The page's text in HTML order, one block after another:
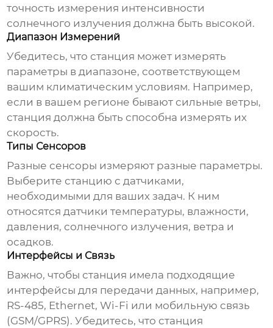
точность измерения интенсивности
солнечного излучения должна быть высокой.
Диапазон Измерений
Убедитесь, что станция может измерять
параметры в диапазоне, соответствующем
вашим климатическим условиям. Например,
если в вашем регионе бывают сильные ветры,
станция должна быть способна измерять их
скорость.
Типы Сенсоров
Разные сенсоры измеряют разные параметры.
Выберите станцию с датчиками,
необходимыми для ваших задач. К ним
относятся датчики температуры, влажности,
давления, солнечного излучения, ветра и
осадков.
Интерфейсы и Связь
Важно, чтобы станция имела подходящие
интерфейсы для передачи данных, например,
RS-485, Ethernet, Wi-Fi или мобильную связь
(GSM/GPRS). Убедитесь, что станция